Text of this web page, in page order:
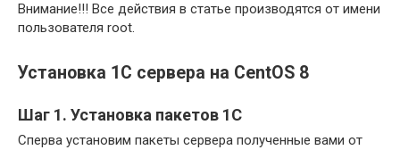
Внимание!!! Все действия в статье производятся от имени
пользователя root.
Установка 1С сервера на CentOS 8
Шаг 1. Установка пакетов 1С
Сперва установим пакеты сервера полученные вами от